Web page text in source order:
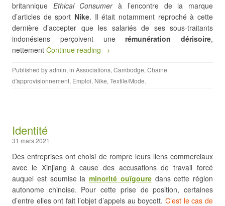
britannique Ethical Consumerà l’encontre de la marque
d’articles de sport Nike. Il était notamment reproché à cette
dernière d’accepter que les salariés de ses sous-traitants
indonésiens perçoivent une rémunération dérisoire,
nettement Continue reading →
Published byadmin, in Associations, Cambodge, Chaîne
d'approvisionnement, Emploi, Nike, Textile/Mode.
Identité
31 mars 2021
Des entreprises ont choisi de rompre leurs liens commerciaux
avec le Xinjiang à cause des accusations de travail forcé
auquel est soumise la minorité ouïgouredans cette région
autonome chinoise. Pour cette prise de position, certaines
d’entre elles ont fait l’objet d’appels au boycott.C’est le cas de